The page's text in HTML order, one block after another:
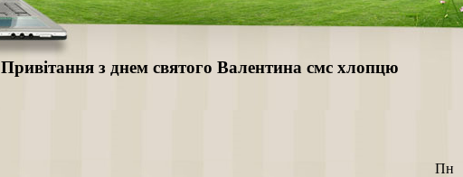
Привітання з днем святого Валентина смс хлопцю
Пн